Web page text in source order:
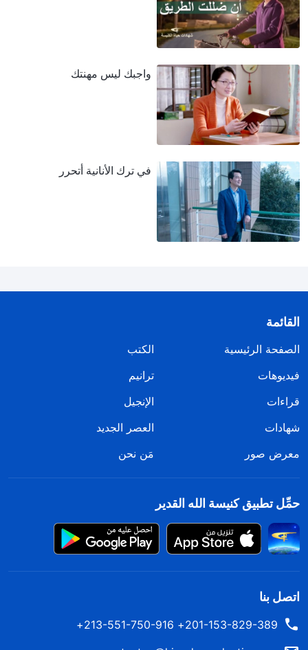
واجبك ليس مهنتك
في ترك الأنانية أتحرر
القائمة
الصفحة الرئيسية
الكتب
فيديوهات
ترانيم
قراءات
الإنجيل
شهادات
العصر الجديد
معرض صور
مَن نحن
حمِّل تطبيق كنيسة الله القدير
اتصل بنا
201-153-829-389+ 213-551-750-916+